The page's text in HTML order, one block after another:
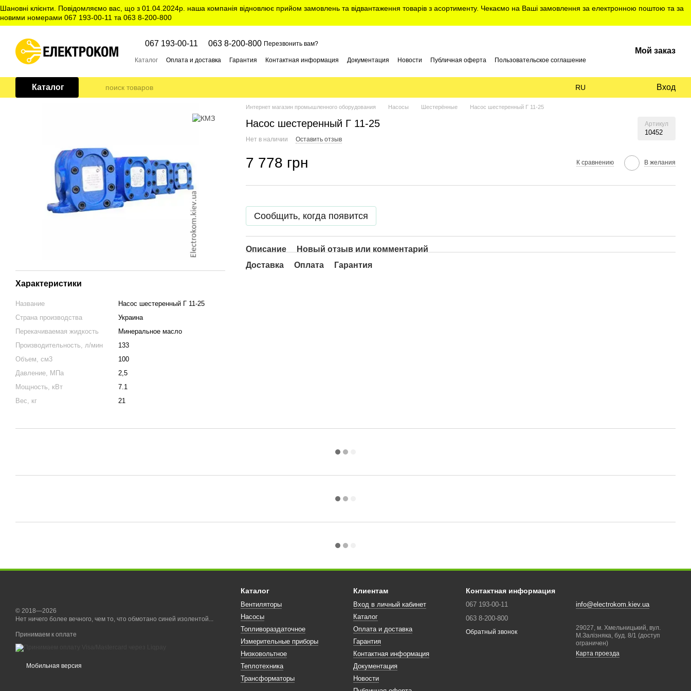
Перейти к основному контенту
Шановні клієнти. Повідомляємо вас, що з 01.04.2024р. наша компанія відновлює прийом замовлень та відвантаження товарів з асортименту. Чекаємо на Ваші замовлення за електронною поштою та за
новими номерами 067 193-00-11 та 063 8-200-800
067 193-00-11 063 8-200-800 Перезвонить вам?
Каталог Оплата и доставка Гарантия Контактная информация Документация Новости Публичная оферта
Пользовательское соглашение
Мой заказ
Каталог RU Вход
Характеристики
Название
Насос шестеренный Г 11-25
Страна производства
Украина
Перекачиваемая жидкость
Минеральное масло
Производительность, л/мин
133
Объем, см3
100
Давление, МПа
2,5
Мощность, кВт
7.1
Вес, кг
21
Интернет магазин промышленного оборудования Насосы Шестерённые Насос шестеренный Г 11-25
Насос шестеренный Г 11-25 Артикул
10452
Нет в наличии Оставить отзыв
7 778 грн К сравнению В желания
Сообщить, когда появится
Описание
Новый отзыв или комментарий
Доставка
Оплата Гарантия
© 2018—2026
Нет ничего более вечного, чем то, что обмотано синей изолентой...
Принимаем к оплате
Мобильная версия
Каталог
Вентиляторы
Насосы
Топливораздаточное
Измерительные приборы
Низковольтное
Теплотехника
Трансформаторы
Клиентам
Вход в личный кабинет
Каталог
Оплата и доставка
Гарантия
Контактная информация
Документация
Новости
Контактная информация
067 193-00-11
063 8-200-800
Обратный звонок
info@electrokom.kiev.ua
29027, м. Хмельницький, вул.
М.Залізняка, буд. 8/1 (доступ
ограничен)
Карта проезда